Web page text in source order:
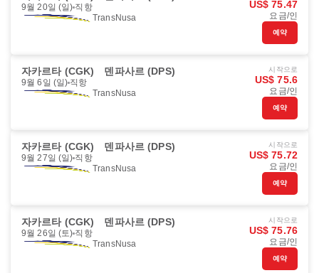
9월 20일 (일) 직항
TransNusa
US$ 75.47
요금/인
예약
자카르타 (CGK) 덴파사르 (DPS)
9월 6일 (일) 직항
TransNusa
시작으로
US$ 75.6
요금/인
예약
자카르타 (CGK) 덴파사르 (DPS)
9월 27일 (일) 직항
TransNusa
시작으로
US$ 75.72
요금/인
예약
자카르타 (CGK) 덴파사르 (DPS)
9월 26일 (토) 직항
TransNusa
시작으로
US$ 75.76
요금/인
예약